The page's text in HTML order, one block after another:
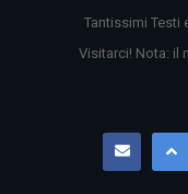
Tantissimi Testi
Visitarci! Nota: il